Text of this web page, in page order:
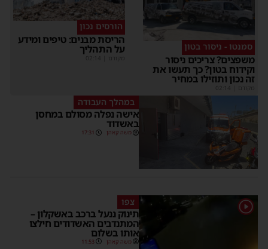
סמנטו - ניסור בטון
משפצים? צריכים ניסור
וקידוח בטון? כך תעשו את
זה נכון ותוזילו במחיר
מקודם
הורסים נכון
הריסת מבנים: טיפים ומידע
על התהליך
מקודם
במהלך העבודה
אישה נפלה מסולם במחסן
באשדוד
משה קאהן 17:31
1 צפו
תינוק ננעל ברכב באשקלון –
המתנדבים האשדודים חילצו
אותו בשלום
משה קאהן 11:53